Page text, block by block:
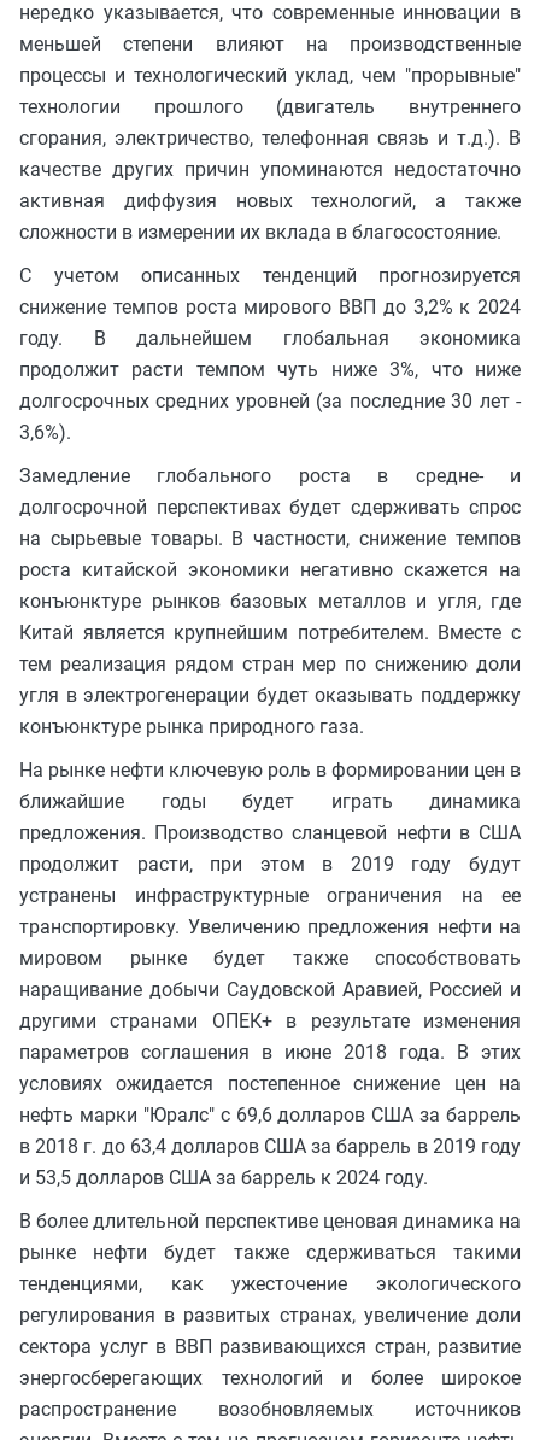
нередко указывается, что современные инновации в
меньшей степени влияют на производственные
процессы и технологический уклад, чем "прорывные"
технологии прошлого (двигатель внутреннего
сгорания, электричество, телефонная связь и т.д.). В
качестве других причин упоминаются недостаточно
активная диффузия новых технологий, а также
сложности в измерении их вклада в благосостояние.
С учетом описанных тенденций прогнозируется
снижение темпов роста мирового ВВП до 3,2% к 2024
году. В дальнейшем глобальная экономика
продолжит расти темпом чуть ниже 3%, что ниже
долгосрочных средних уровней (за последние 30 лет -
3,6%).
Замедление глобального роста в средне- и
долгосрочной перспективах будет сдерживать спрос
на сырьевые товары. В частности, снижение темпов
роста китайской экономики негативно скажется на
конъюнктуре рынков базовых металлов и угля, где
Китай является крупнейшим потребителем. Вместе с
тем реализация рядом стран мер по снижению доли
угля в электрогенерации будет оказывать поддержку
конъюнктуре рынка природного газа.
На рынке нефти ключевую роль в формировании цен в
ближайшие годы будет играть динамика
предложения. Производство сланцевой нефти в США
продолжит расти, при этом в 2019 году будут
устранены инфраструктурные ограничения на ее
транспортировку. Увеличению предложения нефти на
мировом рынке будет также способствовать
наращивание добычи Саудовской Аравией, Россией и
другими странами ОПЕК+ в результате изменения
параметров соглашения в июне 2018 года. В этих
условиях ожидается постепенное снижение цен на
нефть марки "Юралс" с 69,6 долларов США за баррель
в 2018 г. до 63,4 долларов США за баррель в 2019 году
и 53,5 долларов США за баррель к 2024 году.
В более длительной перспективе ценовая динамика на
рынке нефти будет также сдерживаться такими
тенденциями, как ужесточение экологического
регулирования в развитых странах, увеличение доли
сектора услуг в ВВП развивающихся стран, развитие
энергосберегающих технологий и более широкое
распространение возобновляемых источников